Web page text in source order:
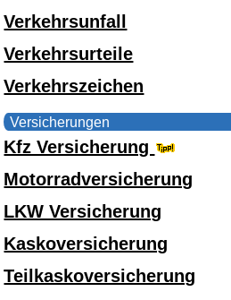
Verkehrsunfall
Verkehrsurteile
Verkehrszeichen
Versicherungen
Kfz Versicherung
Motorradversicherung
LKW Versicherung
Kaskoversicherung
Teilkaskoversicherung